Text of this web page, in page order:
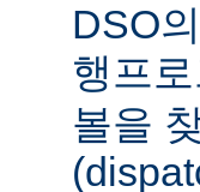
DSO
행프
볼을